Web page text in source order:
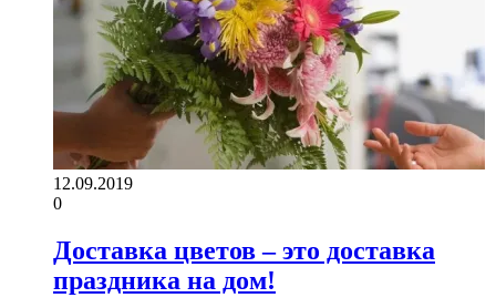
12.09.2019
0
Доставка цветов – это доставка
праздника на дом!